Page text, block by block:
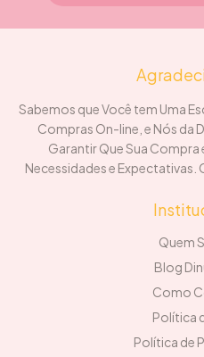
Sabemos que Você tem Uma
Compras On-line, e Nós da
Garantir Que Sua Compra
Necessidades e
Quem
Blog
Como
Política
Política de